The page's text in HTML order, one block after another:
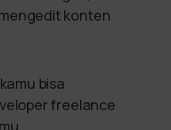
konten
bisa
freelance